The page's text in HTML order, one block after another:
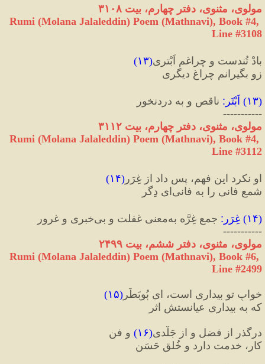
مولوی، مثنوی، دفتر چهارم، بیت ۳۱۰۸
Rumi (Molana Jalaleddin) Poem (Mathnavi), Book #4,
Line #3108
بادْ تُندست و چراغم اَبْتری(۱۳)
زو بگیرانم چراغِ دیگری
(۱۳) اَبْتَر : ناقص و به دردنخور
-----------
مولوی، مثنوی، دفتر چهارم، بیت ۳۱۱۲
Rumi (Molana Jalaleddin) Poem (Mathnavi), Book #4,
Line #3112
او نکرد این فهم، پس داد از غِرَر (۱۴)
شمعِ فانی را به فانی‌ای دِگر
(۱۴) غِرَر : جمع غِرَّه به‌معنی غفلت و بی‌خبری و غرور
-----------
مولوی، مثنوی، دفتر ششم، بیت ۲۴۹۹
Rumi (Molana Jalaleddin) Poem (Mathnavi), Book #6,
Line #2499
خوابِ تو بیداری است، ای بُوبَطَر (۱۵)
که به بیداری عیانستش اثر
درگذر از فضل و از جَلْدی(۱۶) و فن
کار، خدمت دارد و خُلقِ حَسَن